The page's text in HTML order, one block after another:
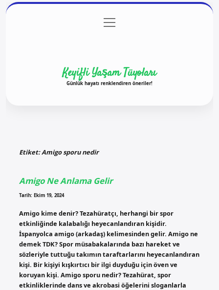
Gizlilik Politikası
menüyü
aç
Keyifli Yaşam Tüyoları
Günlük hayatı renklendiren öneriler!
Etiket:Amigo sporu nedir
Amigo Ne Anlama Gelir
Tarih: Ekim 19, 2024
Amigo kime denir? Tezahüratçı, herhangi bir spor
etkinliğinde kalabalığı heyecanlandıran kişidir.
İspanyolca amigo (arkadaş) kelimesinden gelir. Amigo ne
demek TDK? Spor müsabakalarında bazı hareket ve
sözleriyle tuttuğu takımın taraftarlarını heyecanlandıran
kişi. Bir kişiyi kışkırtıcı bir ilgi duyduğu için öven ve
koruyan kişi. Amigo sporu nedir? Tezahürat, spor
etkinliklerinde dans ve akrobasi öğelerini sloganlarla